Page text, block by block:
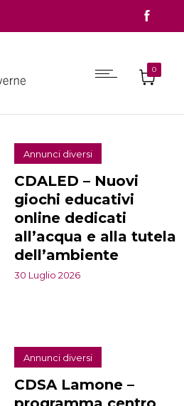
0
Annunci diversi
CDALED – Nuovi
giochi educativi
online dedicati
all’acqua e alla tutela
dell’ambiente
30 Luglio 2026
Annunci diversi
CDSA Lamone –